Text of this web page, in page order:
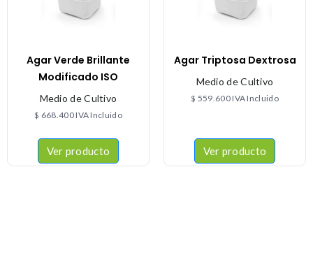
Agar Verde Brillante
Modificado ISO
Medio de Cultivo
$ 668.400IVA Incluido
Ver producto
Agar Triptosa Dextrosa
Medio de Cultivo
$ 559.600IVA Incluido
Ver producto